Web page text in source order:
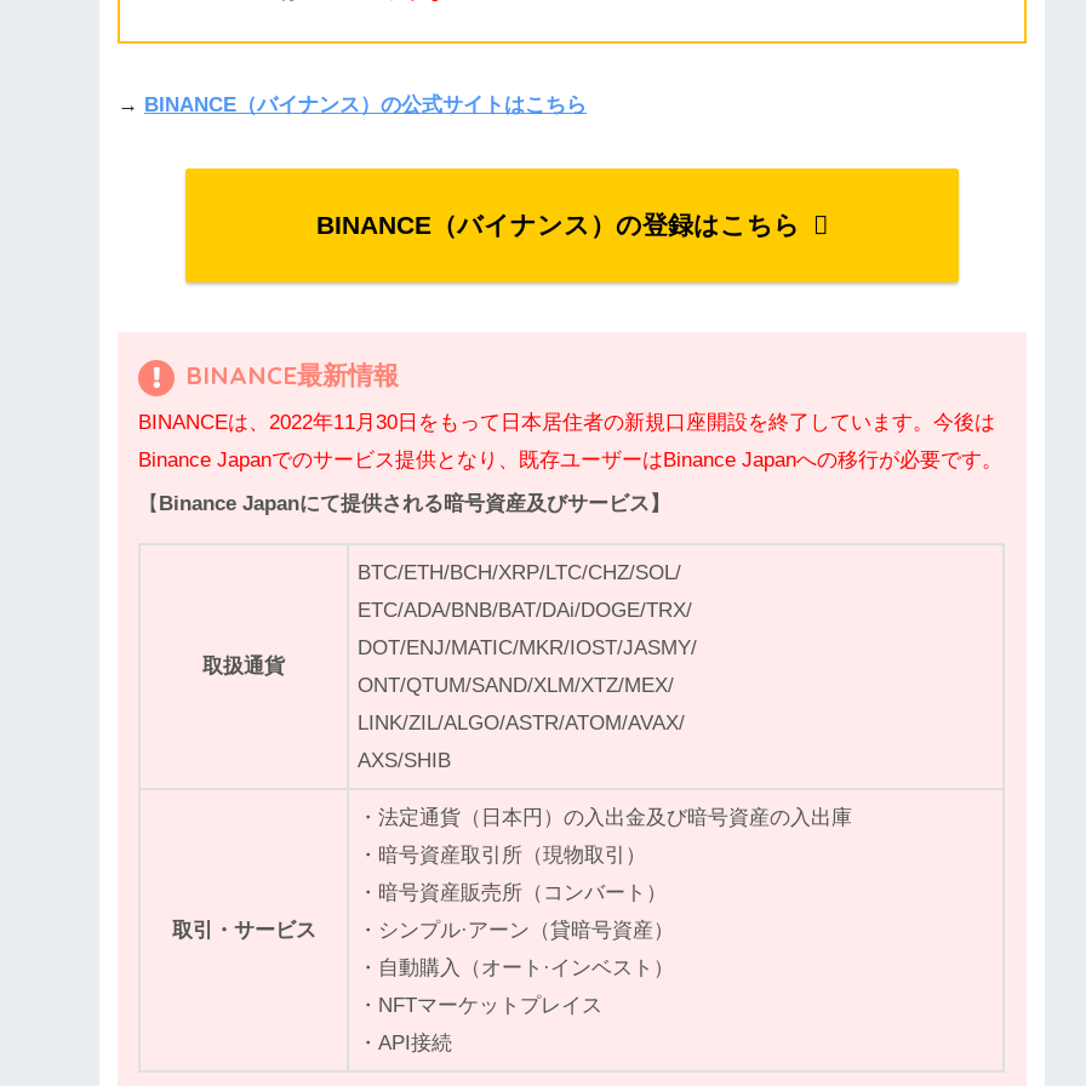
→ BINANCE（バイナンス）の公式サイトはこちら
BINANCE（バイナンス）の登録はこちら
BINANCE最新情報
BINANCEは、2022年11月30日をもって日本居住者の新規口座開設を終了しています。今後は
Binance Japanでのサービス提供となり、既存ユーザーはBinance Japanへの移行が必要です。
【 Binance Japanにて提供される暗号資産及びサービス】
取扱通貨
BTC/ETH/BCH/XRP/LTC/CHZ/SOL/
ETC/ADA/BNB/BAT/DAi/DOGE/TRX/
DOT/ENJ/MATIC/MKR/IOST/JASMY/
ONT/QTUM/SAND/XLM/XTZ/MEX/
LINK/ZIL/ALGO/ASTR/ATOM/AVAX/
AXS/SHIB
取引・サービス
・法定通貨（日本円）の入出金及び暗号資産の入出庫
・暗号資産取引所（現物取引）
・暗号資産販売所（コンバート）
・シンプル·アーン（貸暗号資産）
・自動購入（オート·インベスト）
・NFTマーケットプレイス
・API接続